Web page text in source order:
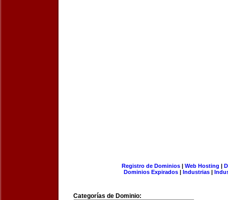
Registro de Dominios| Web Hosting |
Dominios Expirados | Industrias |
Categorías de Dominio: